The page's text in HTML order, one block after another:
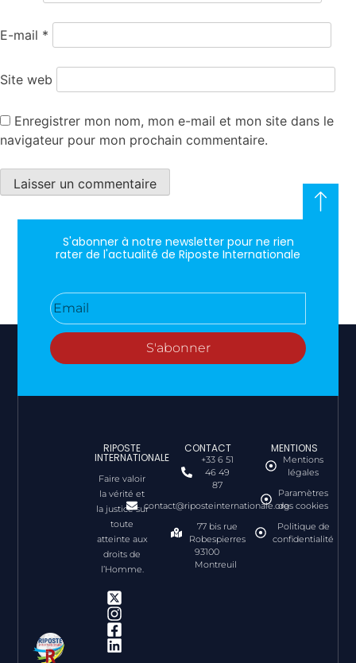
E-mail *
Site web
Enregistrer mon nom, mon e-mail et mon site dans le
navigateur pour mon prochain commentaire.
S'abonner à notre newsletter pour ne rien
rater de l'actualité de Riposte Internationale
S'abonner
RIPOSTE
INTERNATIONALE
Faire valoir
la vérité et
la justice sur
toute
atteinte aux
droits de
l’Homme.
CONTACT
+33 6 51
46 49
87
contact@riposteinternationale.org
77 bis rue
Robespierres
93100
Montreuil
MENTIONS
Mentions
légales
Paramètres
des cookies
Politique de
confidentialité